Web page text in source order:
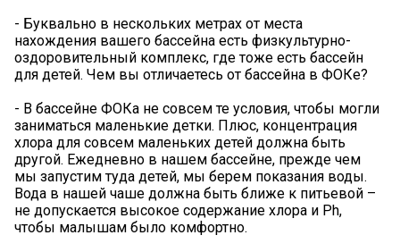
- Буквально в нескольких метрах от места
нахождения вашего бассейна есть физкультурно-
оздоровительный комплекс, где тоже есть бассейн
для детей. Чем вы отличаетесь от бассейна в ФОКе?
- В бассейне ФОКа не совсем те условия, чтобы могли
заниматься маленькие детки. Плюс, концентрация
хлора для совсем маленьких детей должна быть
другой. Ежедневно в нашем бассейне, прежде чем
мы запустим туда детей, мы берем показания воды.
Вода в нашей чаше должна быть ближе к питьевой –
не допускается высокое содержание хлора и Ph,
чтобы малышам было комфортно.